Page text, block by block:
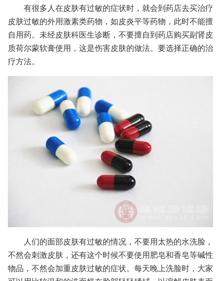
有很多人在皮肤有过敏的症状时，就会到药店去买治疗
皮肤过敏的外用激素类药物，如皮炎平等药物，此时不能擅
自用药。未经皮肤科医生诊断，不要擅自到药店购买副肾皮
质荷尔蒙软膏使用，这是伤害皮肤的做法。要选择正确的治
疗方法。
人们的面部皮肤有过敏的情况，不要用太热的水洗脸，
不然会刺激皮肤，还有这个时候不要使用肥皂和香皂等碱性
物品，不然会加重皮肤过敏的症状。每天晚上洗脸时，大家